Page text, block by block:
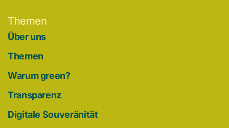
Themen
Über uns
Themen
Warum green?
Transparenz
Digitale Souveränität